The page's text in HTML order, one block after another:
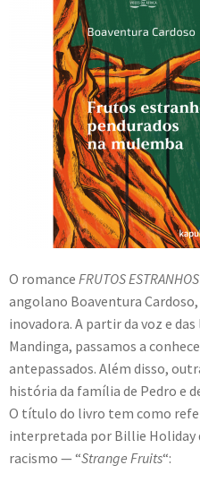
O romance FRUTOS
angolano Boaventura
inovadora. A partir da voz e
Mandinga, passamos a
antepassados. Além disso,
história da família de Pedro e
O título do livro tem como
interpretada por Billie Holiday
racismo — “Strange Fruits“: